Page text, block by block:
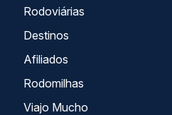
Rodoviárias
Destinos
Afiliados
Rodomilhas
Viajo Mucho